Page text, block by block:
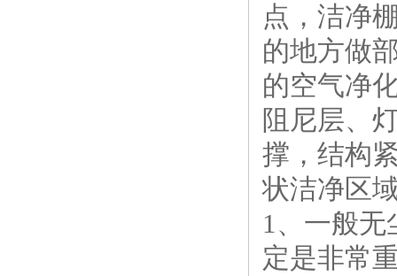
点，洁净
的地方做
的空气净
阻尼层、
撑，结构
状洁净区
1、一般
定是非常